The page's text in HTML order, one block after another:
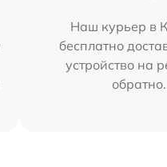
Наш курьер в
бесплатно
устройство на
обратно.